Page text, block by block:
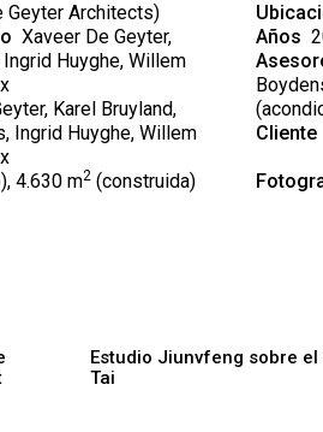
Geyter Architects)
Xaveer De Geyter,
Huyghe, Willem
Karel Bruyland,
Ingrid Huyghe, Willem
4.630 m2 (construida)
Años
Cliente
Estudio Jiunvfeng sobre el
Tai